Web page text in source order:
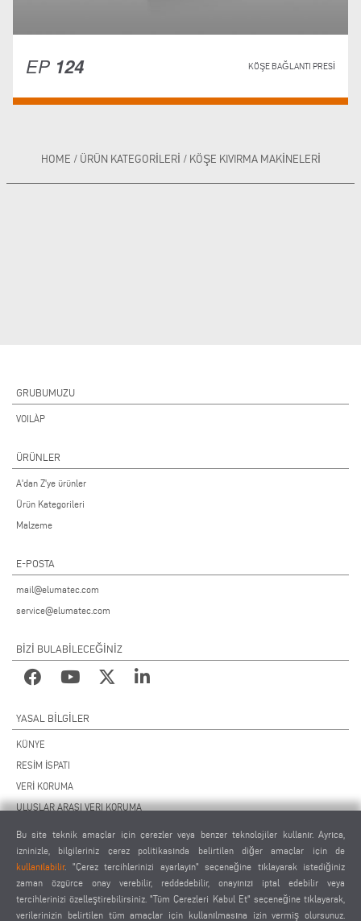
EP 124 KÖŞE BAĞLANTI PRESI
HOME / ÜRÜN KATEGORILERI / KÖŞE KIVIRMA MAKINELERI
GRUBUMUZU
VOILÀP
ÜRÜNLER
A'dan Z'ye ürünler
Ürün Kategorileri
Malzeme
E-POSTA
mail@elumatec.com
service@elumatec.com
BİZİ BULABİLECEĞİNİZ
YASAL BILGILER
KÜNYE
RESİM İSPATI
VERİ KORUMA
ULUSLAR ARASI VERI KORUMA
UZAKTAN BAKIM SÖZLEŞMESİ
ÇEREZ AYARLARI
TEDARİKÇİLER DAVRANIŞ KURALLARI
Bu site teknik amaçlar için çerezler veya benzer teknolojiler kullanır. Ayrıca,
izninizle, bilgileriniz çerez politikasında belirtilen diğer amaçlar için de
kullanılabilir. "Çerez tercihlerinizi ayarlayın" seçeneğine tıklayarak istediğiniz
zaman özgürce onay verebilir, reddedebilir, onayınızı iptal edebilir veya
tercihlerinizi özelleştirebilirsiniz. "Tüm Çerezleri Kabul Et" seçeneğine tıklayarak,
verilerinizin belirtilen tüm amaçlar için kullanılmasına izin vermiş olursunuz.